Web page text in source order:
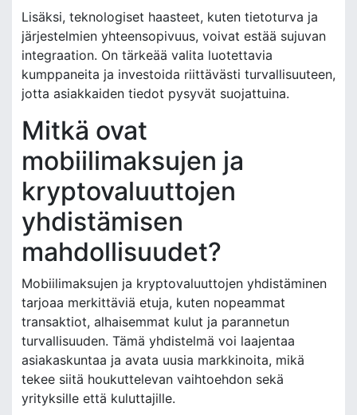
Lisäksi, teknologiset haasteet, kuten tietoturva ja
järjestelmien yhteensopivuus, voivat estää sujuvan
integraation. On tärkeää valita luotettavia
kumppaneita ja investoida riittävästi turvallisuuteen,
jotta asiakkaiden tiedot pysyvät suojattuina.
Mitkä ovat
mobiilimaksujen ja
kryptovaluuttojen
yhdistämisen
mahdollisuudet?
Mobiilimaksujen ja kryptovaluuttojen yhdistäminen
tarjoaa merkittäviä etuja, kuten nopeammat
transaktiot, alhaisemmat kulut ja parannetun
turvallisuuden. Tämä yhdistelmä voi laajentaa
asiakaskuntaa ja avata uusia markkinoita, mikä
tekee siitä houkuttelevan vaihtoehdon sekä
yrityksille että kuluttajille.